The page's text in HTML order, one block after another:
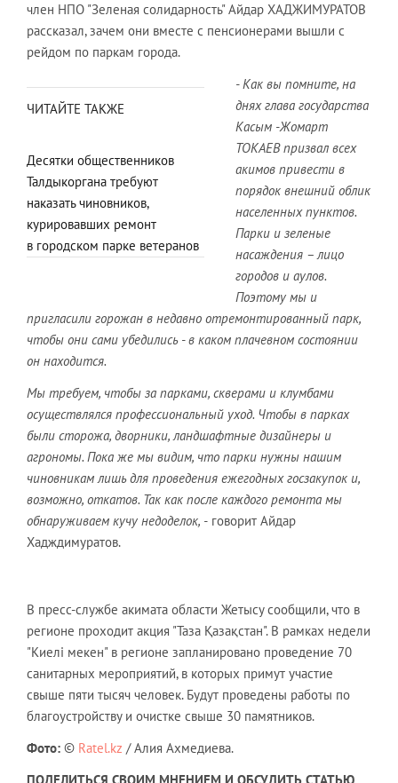
член НПО "Зеленая солидарность" Айдар ХАДЖИМУРАТОВ
рассказал, зачем они вместе с пенсионерами вышли с
рейдом по паркам города.
ЧИТАЙТЕ ТАКЖЕ
Десятки общественников
Талдыкоргана требуют
наказать чиновников,
курировавших ремонт
в городском парке ветеранов
- Как вы помните, на
днях глава государства
Касым -Жомарт
ТОКАЕВ призвал всех
акимов привести в
порядок внешний облик
населенных пунктов.
Парки и зеленые
насаждения – лицо
городов и аулов.
Поэтому мы и
пригласили горожан в недавно отремонтированный парк,
чтобы они сами убедились - в каком плачевном состоянии
он находится.
Мы требуем, чтобы за парками, скверами и клумбами
осуществлялся профессиональный уход. Чтобы в парках
были сторожа, дворники, ландшафтные дизайнеры и
агрономы. Пока же мы видим, что парки нужны нашим
чиновникам лишь для проведения ежегодных госзакупок и,
возможно, откатов. Так как после каждого ремонта мы
обнаруживаем кучу недоделок, - говорит Айдар
Хадждимуратов.
В пресс-службе акимата области Жетысу сообщили, что в
регионе проходит акция "Таза Қазақстан". В рамках недели
"Киелі мекен" в регионе запланировано проведение 70
санитарных мероприятий, в которых примут участие
свыше пяти тысяч человек. Будут проведены работы по
благоустройству и очистке свыше 30 памятников.
Фото: © Ratel.kz / Алия Ахмедиева.